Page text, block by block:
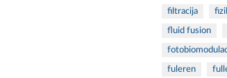
filtracija
fluid fusion
fuleren